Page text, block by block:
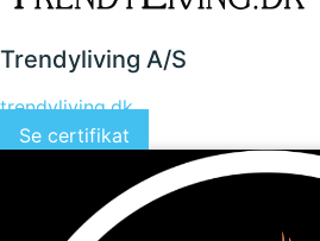
Trendyliving A/S
trendyliving.dk
Se certifikat